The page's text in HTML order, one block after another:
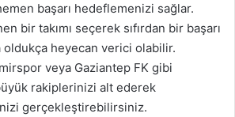
başarı hedeflemenizi sağlar.
bir takımı seçerek sıfırdan bir başarı
oldukça heyecan verici olabilir.
veya Gaziantep FK gibi
rakiplerinizi alt ederek
gerçekleştirebilirsiniz.